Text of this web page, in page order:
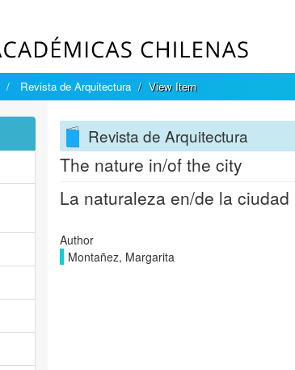
Revista de Arquitectura View Item
Revista de Arquitectura
The nature in/of the city
La naturaleza en/de la ciudad
Author
Montañez, Margarita